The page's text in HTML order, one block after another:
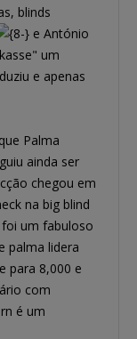
blinds
e António
um
e apenas
Palma
ainda ser
chegou em
na big blind
um fabuloso
e palma lidera
para 8,000 e
com
é um